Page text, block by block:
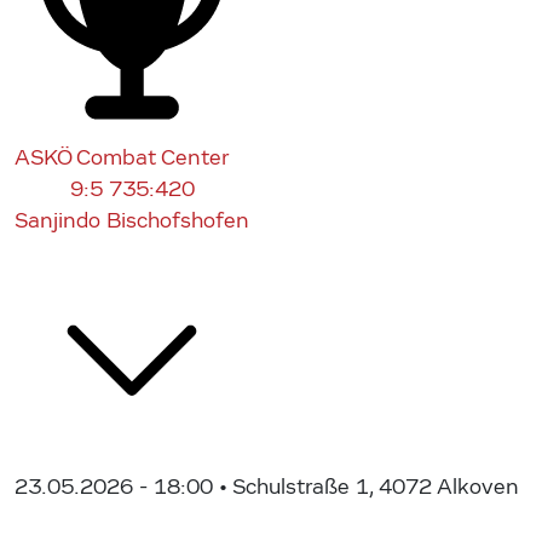
ASKÖ Combat Center
9:5 735:420
Sanjindo Bischofshofen
23.05.2026 - 18:00 • Schulstraße 1, 4072 Alkoven